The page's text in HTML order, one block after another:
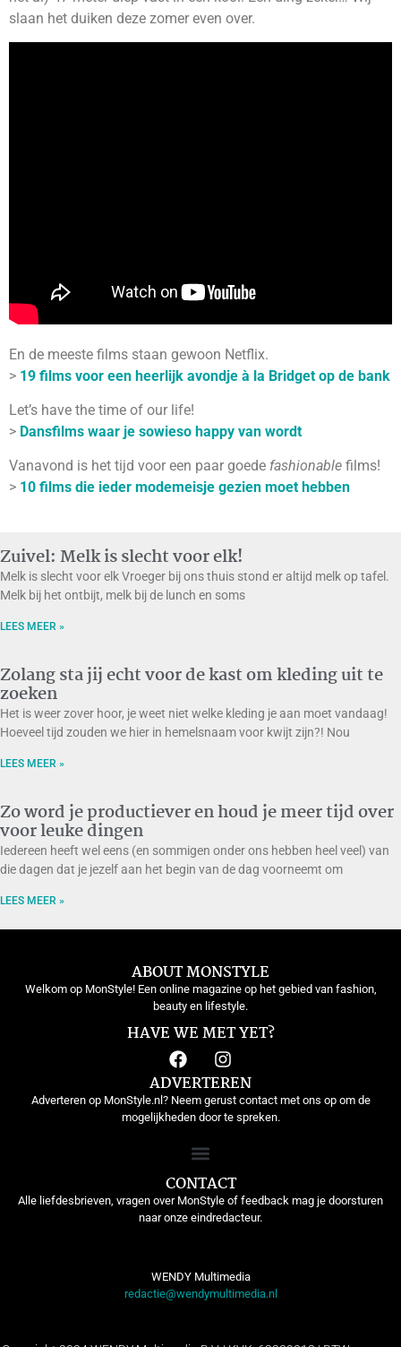
slaan het duiken deze zomer even over.
En de meeste films staan gewoon Netflix.
> 19 films voor een heerlijk avondje à la Bridget op de bank
Let’s have the time of our life!
> Dansfilms waar je sowieso happy van wordt
Vanavond is het tijd voor een paar goede fashionable films!
> 10 films die ieder modemeisje gezien moet hebben
Zuivel: Melk is slecht voor elk!
Melk is slecht voor elk Vroeger bij ons thuis stond er altijd melk op tafel.
Melk bij het ontbijt, melk bij de lunch en soms
LEES MEER »
Zolang sta jij echt voor de kast om kleding uit te
zoeken
Het is weer zover hoor, je weet niet welke kleding je aan moet vandaag!
Hoeveel tijd zouden we hier in hemelsnaam voor kwijt zijn?! Nou
LEES MEER »
Zo word je productiever en houd je meer tijd over
voor leuke dingen
Iedereen heeft wel eens (en sommigen onder ons hebben heel veel) van
die dagen dat je jezelf aan het begin van de dag voorneemt om
LEES MEER »
ABOUT MONSTYLE
Welkom op MonStyle! Een online magazine op het gebied van fashion,
beauty en lifestyle.
HAVE WE MET YET?
ADVERTEREN
Adverteren op MonStyle.nl? Neem gerust contact met ons op om de
mogelijkheden door te spreken.
CONTACT
Alle liefdesbrieven, vragen over MonStyle of feedback mag je doorsturen
naar onze eindredacteur.
WENDY Multimedia
redactie@wendymultimedia.nl